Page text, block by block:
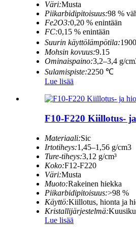
Väri:Musta
Piikarbidipitoisuus:98 %
Fe2O3:0,20 % enintään
FC:0,15 % enintään
Suurin käyttölämpötila:
Mohsin kovuus:9.15
Ominaispaino:3,2–3,4 g/
Sulamispiste:2250 ℃
Lue lisää
F10-F220 Kiillotus-
Materiaali:Sic
Irtotiheys:1,45–1,56 g/cm3
Ture-tiheys:3,12 g/cm³
Koko:F12-F220
Väri:Musta
Muoto:Rakeinen hiekka
Piikarbidipitoisuus:>98 %
Käyttö:Kiillotus, hionta ja
Kristallijärjestelmä:
Lue lisää